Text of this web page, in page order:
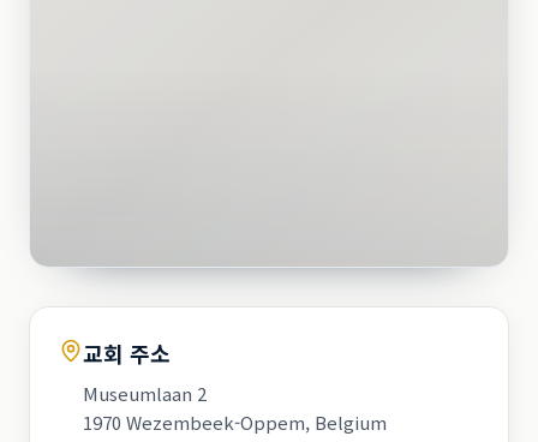
교회 주소
Museumlaan 2
1970 Wezembeek-Oppem, Belgium